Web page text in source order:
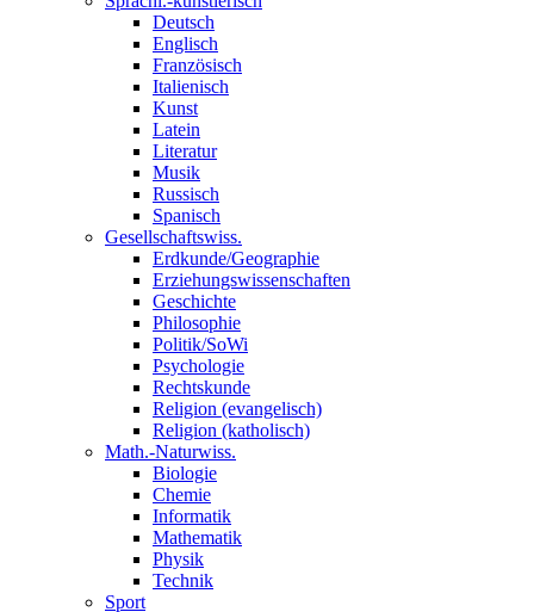
Deutsch
Englisch
Französisch
Italienisch
Kunst
Latein
Literatur
Musik
Russisch
Spanisch
Gesellschaftswiss.
Erdkunde/Geographie
Erziehungswissenschaften
Geschichte
Philosophie
Politik/SoWi
Psychologie
Rechtskunde
Religion (evangelisch)
Religion (katholisch)
Math.-Naturwiss.
Biologie
Chemie
Informatik
Mathematik
Physik
Technik
Sport